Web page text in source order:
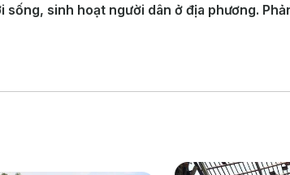
sinh hoạt người dân ở địa phương.